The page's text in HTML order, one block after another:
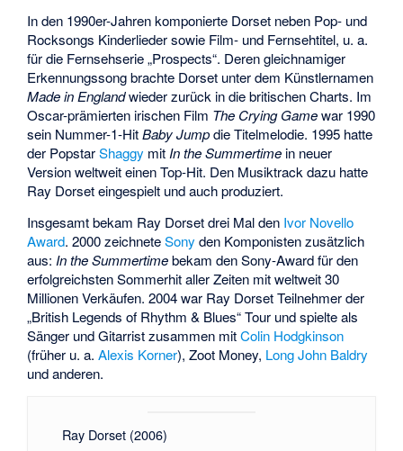
In den 1990er-Jahren komponierte Dorset neben Pop- und
Rocksongs Kinderlieder sowie Film- und Fernsehtitel, u. a.
für die Fernsehserie „Prospects“. Deren gleichnamiger
Erkennungssong brachte Dorset unter dem Künstlernamen
Made in Englandwieder zurück in die britischen Charts. Im
Oscar-prämierten irischen Film The Crying Gamewar 1990
sein Nummer-1-HitBaby Jumpdie Titelmelodie. 1995 hatte
der PopstarShaggy mitIn the Summertime in neuer
Version weltweit einen Top-Hit. Den Musiktrack dazu hatte
Ray Dorset eingespielt und auch produziert.
Insgesamt bekam Ray Dorset drei Mal den Ivor Novello
Award. 2000 zeichneteSony den Komponisten zusätzlich
aus: In the Summertimebekam den Sony-Award für den
erfolgreichsten Sommerhit aller Zeiten mit weltweit 30
Millionen Verkäufen. 2004 war Ray Dorset Teilnehmer der
„British Legends of Rhythm & Blues“ Tour und spielte als
Sänger und Gitarrist zusammen mitColin Hodgkinson
(früher u. a.Alexis Korner),Zoot Money, Long John Baldry
und anderen.
Ray Dorset (2006)